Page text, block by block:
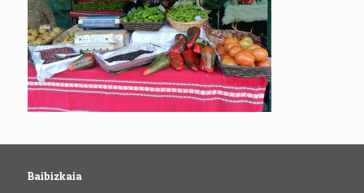
Baibizkaia